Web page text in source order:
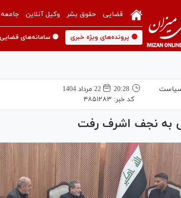
قضایی حقوق بشر وکیل آنلاین جامعه
🟡 پرونده‌های ویژه خبری 🟡 سامانه‌های قضایی
20:28
22 مرداد 1404
کد خبر: ۴۸۵۱۲۸۳
به نجف اشرف رفت